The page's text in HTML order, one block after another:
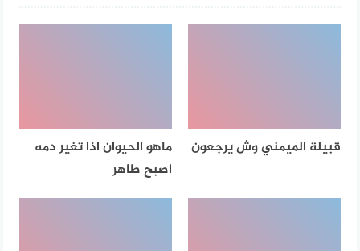
قبيلة الميمني وش يرجعون
ماهو الحيوان اذا تغير دمه
اصبح طاهر